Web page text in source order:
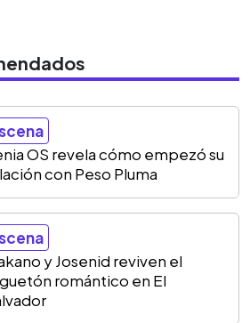
OS revela cómo empezó su
con Peso Pluma
y Josenid reviven el
romántico en El